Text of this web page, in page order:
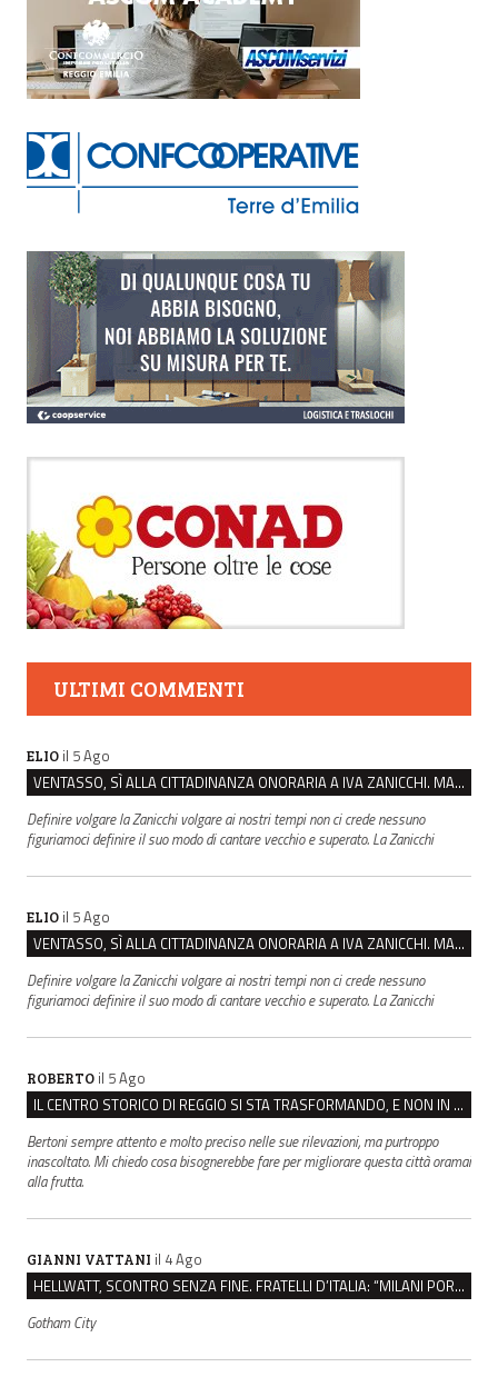
ULTIMI COMMENTI
ELIO il 5 Ago
VENTASSO, SÌ ALLA CITTADINANZA ONORARIA A IVA ZANICCHI. MA BARGIACCHI: “È DI PESSIMO GUSTO”
Definire volgare la Zanicchi volgare ai nostri tempi non ci crede nessuno
figuriamoci definire il suo modo di cantare vecchio e superato. La Zanicchi
ELIO il 5 Ago
VENTASSO, SÌ ALLA CITTADINANZA ONORARIA A IVA ZANICCHI. MA BARGIACCHI: “È DI PESSIMO GUSTO”
Definire volgare la Zanicchi volgare ai nostri tempi non ci crede nessuno
figuriamoci definire il suo modo di cantare vecchio e superato. La Zanicchi
ROBERTO il 5 Ago
IL CENTRO STORICO DI REGGIO SI STA TRASFORMANDO, E NON IN MEGLIO
Bertoni sempre attento e molto preciso nelle sue rilevazioni, ma purtroppo
inascoltato. Mi chiedo cosa bisognerebbe fare per migliorare questa città oramai
alla frutta.
GIANNI VATTANI il 4 Ago
HELLWATT, SCONTRO SENZA FINE. FRATELLI D’ITALIA: “MILANI PORTA DOCUMENTI, DE FRANCO INSULTI”
Gotham City